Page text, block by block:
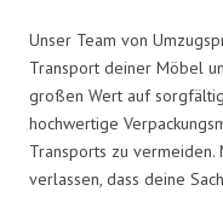
Unser Team von
Transport deiner Möbel
großen Wert auf
hochwertige
Transports zu vermeiden.
verlassen, dass deine